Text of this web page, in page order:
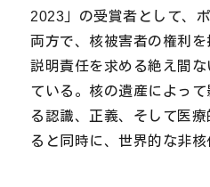
2023」の受賞者として、
両方で、核被害者の権利
説明責任を求める絶え間
ている。核の遺産によっ
る認識、正義、そして医
ると同時に、世界的な非核